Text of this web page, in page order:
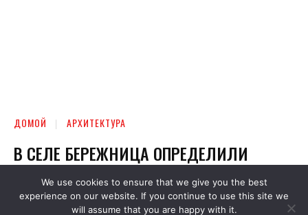
We use cookies to ensure that we give you the best
experience on our website. If you continue to use this site we
will assume that you are happy with it.